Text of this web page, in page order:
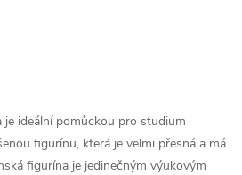
je ideální pomůckou pro studium
figurínu, která je velmi přesná a má
figurína je jedinečným výukovým